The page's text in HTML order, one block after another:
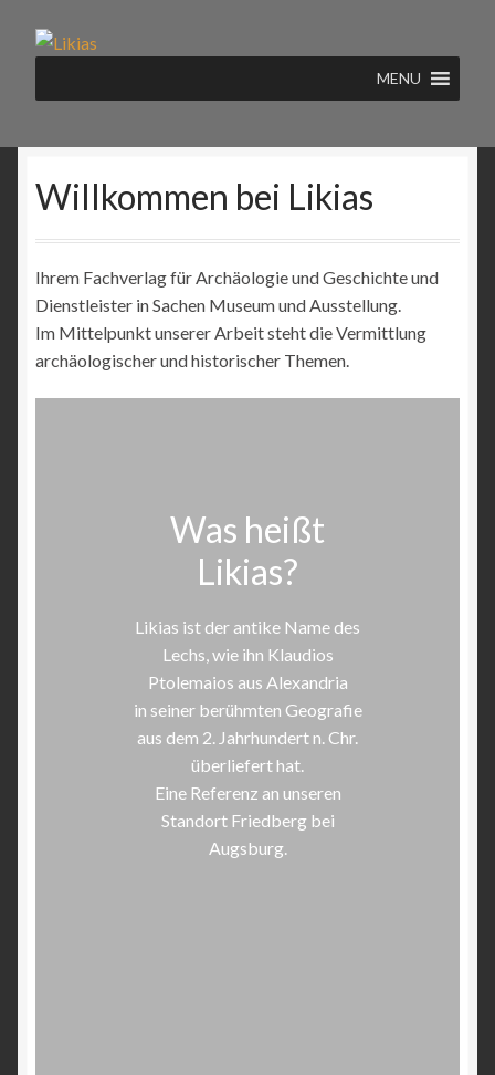
Zur
springen
Zum
springen
MENU
Willkommen bei Likias
Ihrem Fachverlag für Archäologie und Geschichte und
Dienstleister in Sachen Museum und Ausstellung.
Im Mittelpunkt unserer Arbeit steht die Vermittlung
archäologischer und historischer Themen.
Was heißt
Likias?
Likias ist der antike Name des
Lechs, wie ihn Klaudios
Ptolemaios aus Alexandria
in seiner berühmten Geografie
aus dem 2. Jahrhundert n. Chr.
überliefert hat.
Eine Referenz an unseren
Standort Friedberg bei
Augsburg.